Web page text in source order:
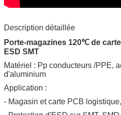
Description détaillée
Porte-magazines 120℃ de
ESD SMT
Matériel : Pp conducteurs /PPE,
d'aluminium
Application :
- Magasin et carte PCB